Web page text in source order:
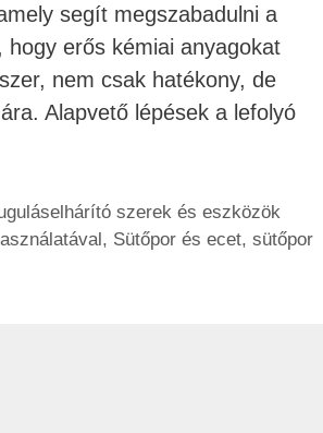
segít megszabadulni a
hogy erős kémiai anyagokat
nem csak hatékony, de
Alapvető lépések a lefolyó
szerek és eszközök
, Sütőpor és ecet,sütőpor